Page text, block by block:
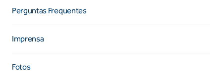
Perguntas Frequentes
Imprensa
Fotos